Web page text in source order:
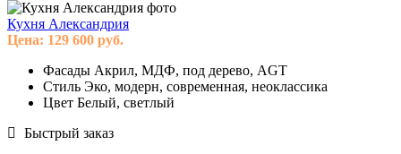
Кухня Александрия
Цена: 129 600 руб.
Фасады Акрил, МДФ, под дерево, AGT
Стиль Эко, модерн, современная, неоклассика
Цвет Белый, светлый
Быстрый заказ